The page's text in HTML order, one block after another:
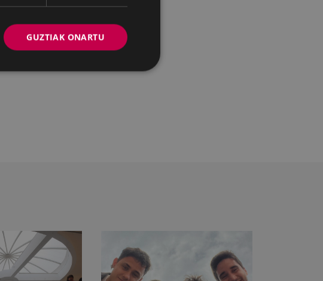
GUZTIAK ONARTU